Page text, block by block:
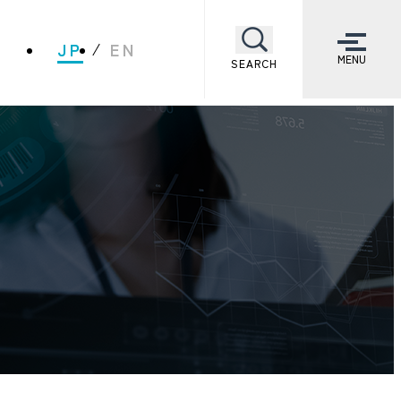
JP EN
SEARCH MENU